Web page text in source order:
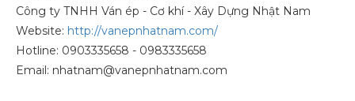
Công ty TNHH Ván ép - Cơ khí - Xây Dựng Nhật Nam
Website: http://vanepnhatnam.com/
Hotline: 0903335658 - 0983335658
Email: nhatnam@vanepnhatnam.com